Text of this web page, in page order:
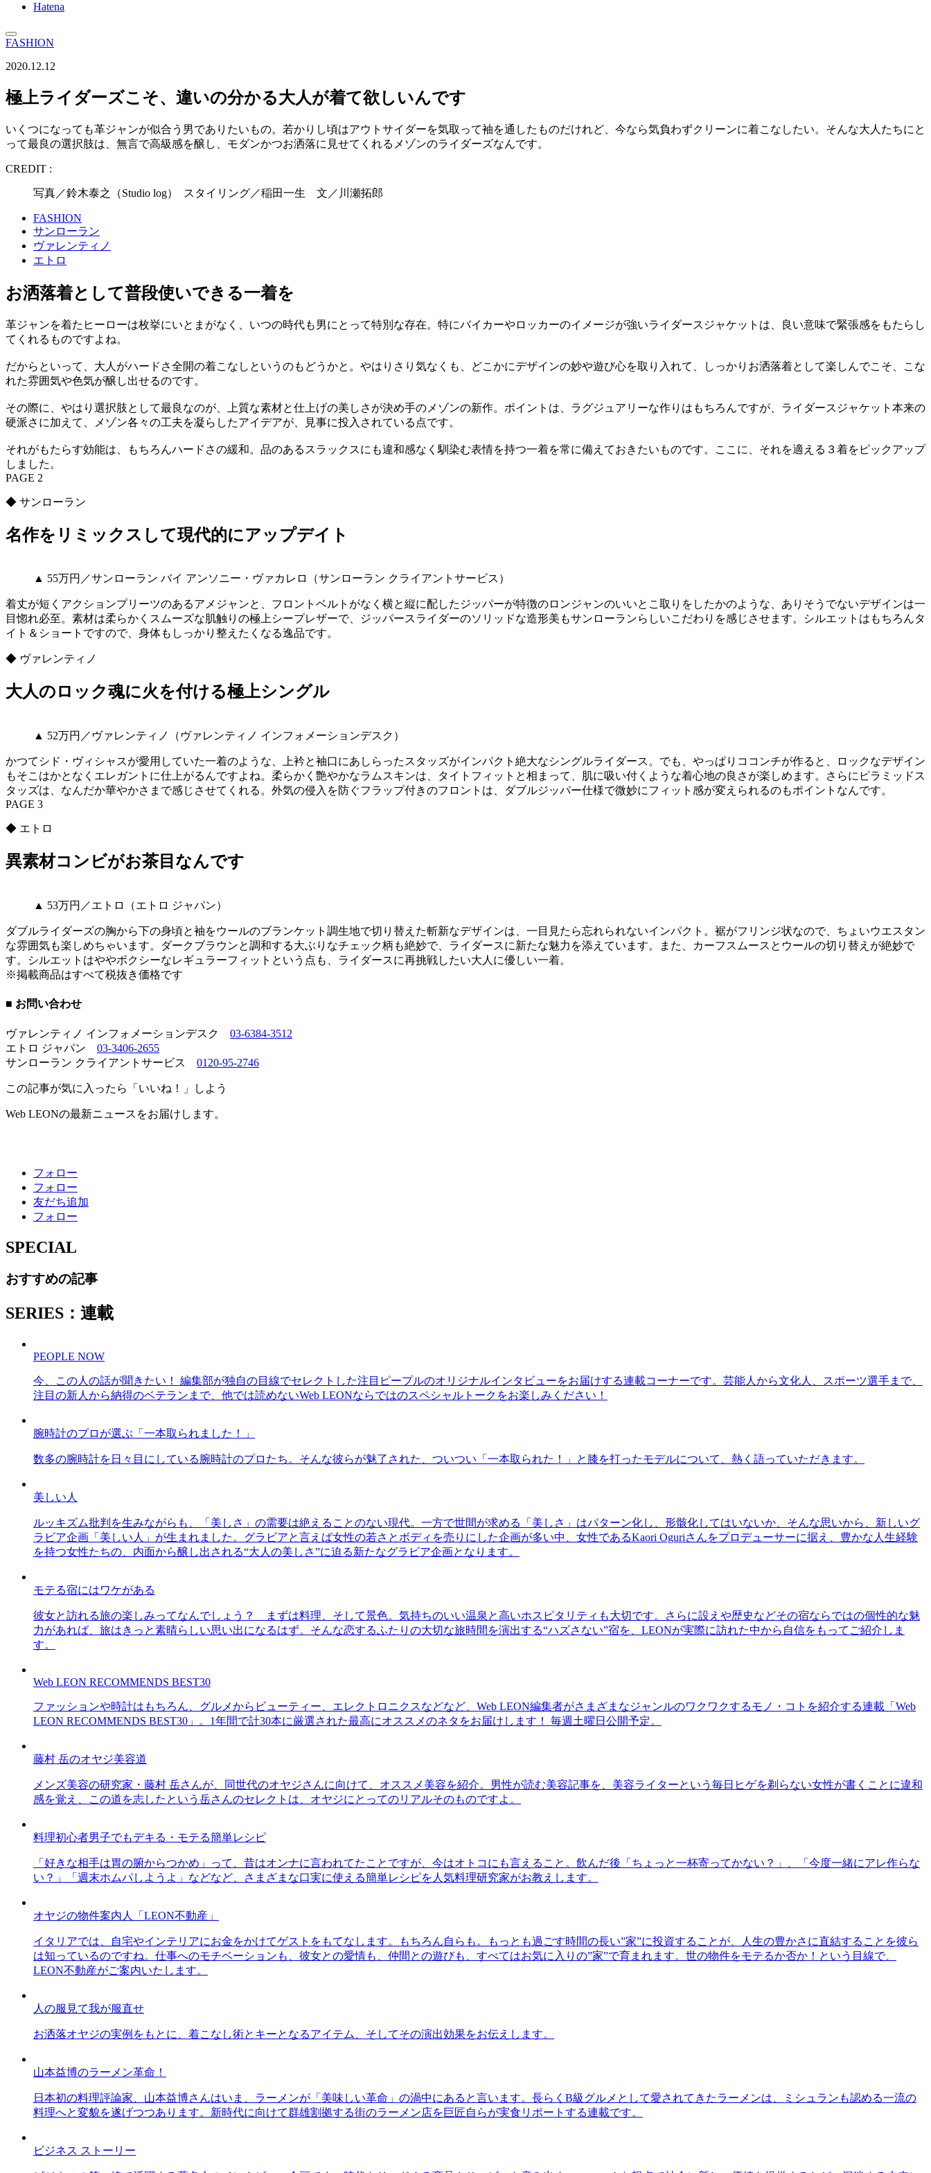
Hatena
FASHION
2020.12.12
極上ライダーズこそ、違いの分かる大人が着て欲しいんです
いくつになっても革ジャンが似合う男でありたいもの。若かりし頃はアウトサイダーを気取って袖を通したものだけれど、今なら気負わずクリーンに着こなしたい。そんな大人たちにと
って最良の選択肢は、無言で高級感を醸し、モダンかつお洒落に見せてくれるメゾンのライダーズなんです。
CREDIT :
写真／鈴木泰之（Studio log） スタイリング／稲田一生 文／川瀬拓郎
FASHION
サンローラン
ヴァレンティノ
エトロ
お洒落着として普段使いできる一着を
革ジャンを着たヒーローは枚挙にいとまがなく、いつの時代も男にとって特別な存在。特にバイカーやロッカーのイメージが強いライダースジャケットは、良い意味で緊張感をもたらし
てくれるものですよね。
だからといって、大人がハードさ全開の着こなしというのもどうかと。やはりさり気なくも、どこかにデザインの妙や遊び心を取り入れて、しっかりお洒落着として楽しんでこそ、こな
れた雰囲気や色気が醸し出せるのです。
その際に、やはり選択肢として最良なのが、上質な素材と仕上げの美しさが決め手のメゾンの新作。ポイントは、ラグジュアリーな作りはもちろんですが、ライダースジャケット本来の
硬派さに加えて、メゾン各々の工夫を凝らしたアイデアが、見事に投入されている点です。
それがもたらす効能は、もちろんハードさの緩和。品のあるスラックスにも違和感なく馴染む表情を持つ一着を常に備えておきたいものです。ここに、それを適える３着をピックアップ
しました。
PAGE 2
◆ サンローラン
名作をリミックスして現代的にアップデイト
▲ 55万円／サンローラン バイ アンソニー・ヴァカレロ（サンローラン クライアントサービス）
着丈が短くアクションプリーツのあるアメジャンと、フロントベルトがなく横と縦に配したジッパーが特徴のロンジャンのいいとこ取りをしたかのような、ありそうでないデザインは一
目惚れ必至。素材は柔らかくスムーズな肌触りの極上シープレザーで、ジッパースライダーのソリッドな造形美もサンローランらしいこだわりを感じさせます。シルエットはもちろんタ
イト＆ショートですので、身体もしっかり整えたくなる逸品です。
◆ ヴァレンティノ
大人のロック魂に火を付ける極上シングル
▲ 52万円／ヴァレンティノ（ヴァレンティノ インフォメーションデスク）
かつてシド・ヴィシャスが愛用していた一着のような、上衿と袖口にあしらったスタッズがインパクト絶大なシングルライダース。でも、やっぱりココンチが作ると、ロックなデザイン
もそこはかとなくエレガントに仕上がるんですよね。柔らかく艶やかなラムスキンは、タイトフィットと相まって、肌に吸い付くような着心地の良さが楽しめます。さらにピラミッドス
タッズは、なんだか華やかさまで感じさせてくれる。外気の侵入を防ぐフラップ付きのフロントは、ダブルジッパー仕様で微妙にフィット感が変えられるのもポイントなんです。
PAGE 3
◆ エトロ
異素材コンビがお茶目なんです
▲ 53万円／エトロ（エトロ ジャパン）
ダブルライダーズの胸から下の身頃と袖をウールのブランケット調生地で切り替えた斬新なデザインは、一目見たら忘れられないインパクト。裾がフリンジ状なので、ちょいウエスタン
な雰囲気も楽しめちゃいます。ダークブラウンと調和する大ぶりなチェック柄も絶妙で、ライダースに新たな魅力を添えています。また、カーフスムースとウールの切り替えが絶妙で
す。シルエットはややボクシーなレギュラーフィットという点も、ライダースに再挑戦したい大人に優しい一着。
※掲載商品はすべて税抜き価格です
■ お問い合わせ
ヴァレンティノ インフォメーションデスク 03-6384-3512
エトロ ジャパン 03-3406-2655
サンローラン クライアントサービス 0120-95-2746
この記事が気に入ったら「いいね！」しよう
Web LEONの最新ニュースをお届けします。
フォロー
フォロー
友だち追加
フォロー
SPECIAL
おすすめの記事
SERIES：連載
PEOPLE NOW
今、この人の話が聞きたい！ 編集部が独自の目線でセレクトした注目ピープルのオリジナルインタビューをお届けする連載コーナーです。芸能人から文化人、スポーツ選手まで、
注目の新人から納得のベテランまで、他では読めないWeb LEONならではのスペシャルトークをお楽しみください！
腕時計のプロが選ぶ「一本取られました！」
数多の腕時計を日々目にしている腕時計のプロたち。そんな彼らが魅了された、ついつい「一本取られた！」と膝を打ったモデルについて、熱く語っていただきます。
美しい人
ルッキズム批判を生みながらも、「美しさ」の需要は絶えることのない現代。一方で世間が求める「美しさ」はパターン化し、形骸化してはいないか、そんな思いから、新しいグ
ラビア企画「美しい人」が生まれました。グラビアと言えば女性の若さとボディを売りにした企画が多い中、女性であるKaori Oguriさんをプロデューサーに据え、豊かな人生経験
を持つ女性たちの、内面から醸し出される“大人の美しさ”に迫る新たなグラビア企画となります。
モテる宿にはワケがある
彼女と訪れる旅の楽しみってなんでしょう？ まずは料理、そして景色。気持ちのいい温泉と高いホスピタリティも大切です。さらに設えや歴史などその宿ならではの個性的な魅
力があれば、旅はきっと素晴らしい思い出になるはず。そんな恋するふたりの大切な旅時間を演出する“ハズさない”宿を、LEONが実際に訪れた中から自信をもってご紹介しま
す。
Web LEON RECOMMENDS BEST30
ファッションや時計はもちろん、グルメからビューティー、エレクトロニクスなどなど、Web LEON編集者がさまざまなジャンルのワクワクするモノ・コトを紹介する連載「Web
LEON RECOMMENDS BEST30」。1年間で計30本に厳選された最高にオススメのネタをお届けします！ 毎週土曜日公開予定。
藤村 岳のオヤジ美容道
メンズ美容の研究家・藤村 岳さんが、同世代のオヤジさんに向けて、オススメ美容を紹介。男性が読む美容記事を、美容ライターという毎日ヒゲを剃らない女性が書くことに違和
感を覚え、この道を志したという岳さんのセレクトは、オヤジにとってのリアルそのものですよ。
料理初心者男子でもデキる・モテる簡単レシピ
「好きな相手は胃の腑からつかめ」って、昔はオンナに言われてたことですが、今はオトコにも言えること。飲んだ後「ちょっと一杯寄ってかない？」、「今度一緒にアレ作らな
い？」「週末ホムパしようよ」などなど、さまざまな口実に使える簡単レシピを人気料理研究家がお教えします。
オヤジの物件案内人「LEON不動産」
イタリアでは、自宅やインテリアにお金をかけてゲストをもてなします。もちろん自らも。もっとも過ごす時間の長い”家”に投資することが、人生の豊かさに直結することを彼ら
は知っているのですね。仕事へのモチベーションも、彼女との愛情も、仲間との遊びも、すべてはお気に入りの”家”で育まれます。世の物件をモテるか否か！という目線で、
LEON不動産がご案内いたします。
人の服見て我が服直せ
お洒落オヤジの実例をもとに、着こなし術とキーとなるアイテム、そしてその演出効果をお伝えします。
山本益博のラーメン革命！
日本初の料理評論家、山本益博さんはいま、ラーメンが「美味しい革命」の渦中にあると言います。長らくB級グルメとして愛されてきたラーメンは、ミシュランも認める一流の
料理へと変貌を遂げつつあります。新時代に向けて群雄割拠する街のラーメン店を巨匠自らが実食リポートする連載です。
ビジネス ストーリー